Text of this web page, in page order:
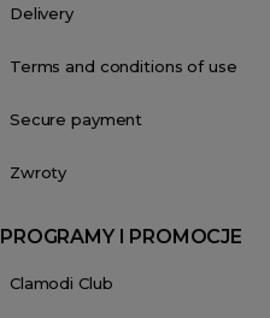
Delivery
Terms and conditions of use
Secure payment
Zwroty
PROGRAMY I PROMOCJE
Clamodi Club